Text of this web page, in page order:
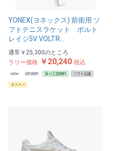
YONEX(ヨネックス) 前衛用 ソ
フトテニスラケット ボルト
レイジ5V VOLTR…
通常 ￥25,300のところ
ラリー価格 ￥20,240 税込
NEW 送料無料 張り工賃無料 ソフト公認
オススメ